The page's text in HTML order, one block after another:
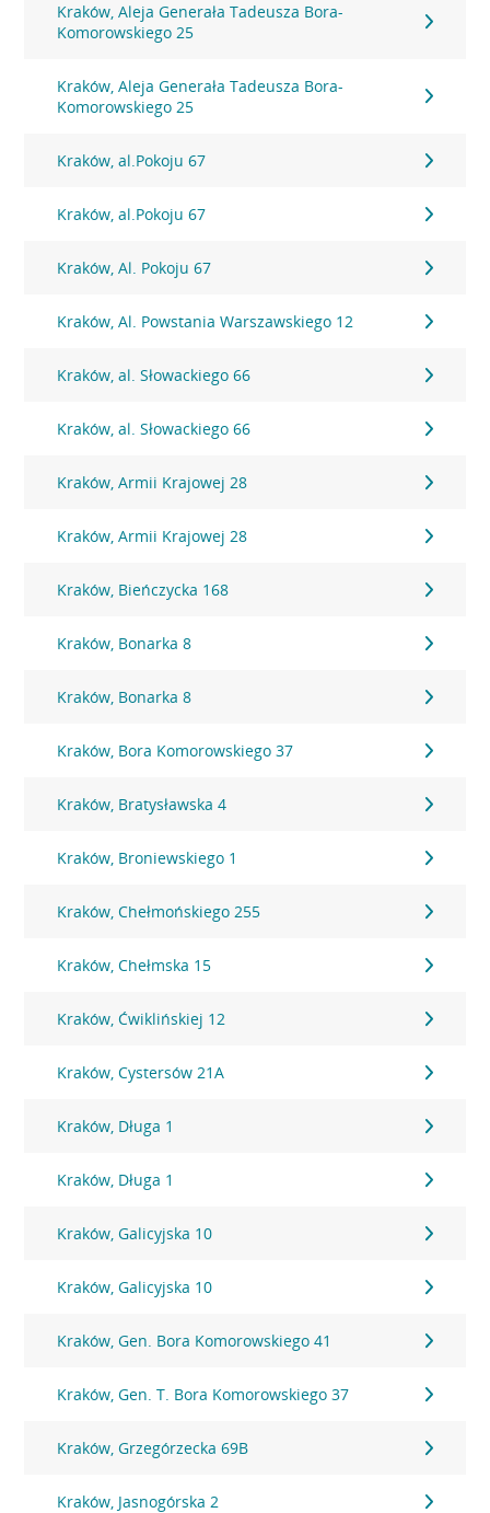
Kraków, Aleja Generała Tadeusza Bora-
Komorowskiego 25
Kraków, Aleja Generała Tadeusza Bora-
Komorowskiego 25
Kraków, al.Pokoju 67
Kraków, al.Pokoju 67
Kraków, Al. Pokoju 67
Kraków, Al. Powstania Warszawskiego 12
Kraków, al. Słowackiego 66
Kraków, al. Słowackiego 66
Kraków, Armii Krajowej 28
Kraków, Armii Krajowej 28
Kraków, Bieńczycka 168
Kraków, Bonarka 8
Kraków, Bonarka 8
Kraków, Bora Komorowskiego 37
Kraków, Bratysławska 4
Kraków, Broniewskiego 1
Kraków, Chełmońskiego 255
Kraków, Chełmska 15
Kraków, Ćwiklińskiej 12
Kraków, Cystersów 21A
Kraków, Długa 1
Kraków, Długa 1
Kraków, Galicyjska 10
Kraków, Galicyjska 10
Kraków, Gen. Bora Komorowskiego 41
Kraków, Gen. T. Bora Komorowskiego 37
Kraków, Grzegórzecka 69B
Kraków, Jasnogórska 2